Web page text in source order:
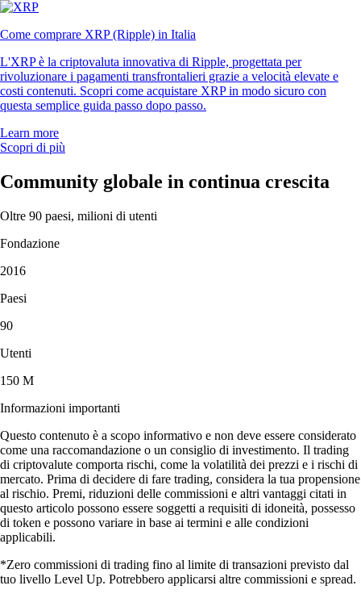
Come comprare XRP (Ripple) in Italia
L'XRP è la criptovaluta innovativa di Ripple, progettata per
rivoluzionare i pagamenti transfrontalieri grazie a velocità elevate e
costi contenuti. Scopri come acquistare XRP in modo sicuro con
questa semplice guida passo dopo passo.
Learn more
Scopri di più
Community globale in continua crescita
Oltre 90 paesi, milioni di utenti
Fondazione
2016
Paesi
90
Utenti
150 M
Informazioni importanti
Questo contenuto è a scopo informativo e non deve essere considerato
come una raccomandazione o un consiglio di investimento. Il trading
di criptovalute comporta rischi, come la volatilità dei prezzi e i rischi di
mercato. Prima di decidere di fare trading, considera la tua propensione
al rischio. Premi, riduzioni delle commissioni e altri vantaggi citati in
questo articolo possono essere soggetti a requisiti di idoneità, possesso
di token e possono variare in base ai termini e alle condizioni
applicabili.
*Zero commissioni di trading fino al limite di transazioni previsto dal
tuo livello Level Up. Potrebbero applicarsi altre commissioni e spread.